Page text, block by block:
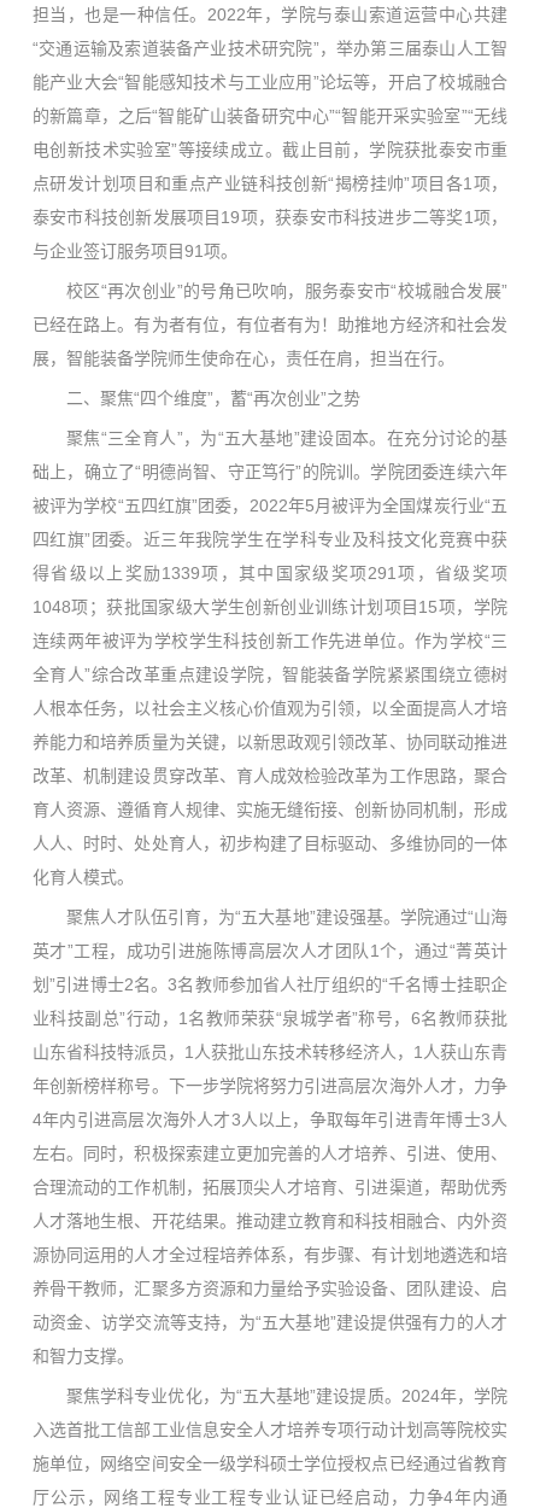
担当，也是一种信任。2022年，学院与泰山索道运营中心共建
“交通运输及索道装备产业技术研究院”，举办第三届泰山人工智
能产业大会“智能感知技术与工业应用”论坛等，开启了校城融合
的新篇章，之后“智能矿山装备研究中心”“智能开采实验室”“无线
电创新技术实验室”等接续成立。截止目前，学院获批泰安市重
点研发计划项目和重点产业链科技创新“揭榜挂帅”项目各1项，
泰安市科技创新发展项目19项，获泰安市科技进步二等奖1项，
与企业签订服务项目91项。
校区“再次创业”的号角已吹响，服务泰安市“校城融合发展”
已经在路上。有为者有位，有位者有为！助推地方经济和社会发
展，智能装备学院师生使命在心，责任在肩，担当在行。
二、聚焦“四个维度”，蓄“再次创业”之势
聚焦“三全育人”，为“五大基地”建设固本。在充分讨论的基
础上，确立了“明德尚智、守正笃行”的院训。学院团委连续六年
被评为学校“五四红旗”团委，2022年5月被评为全国煤炭行业“五
四红旗”团委。近三年我院学生在学科专业及科技文化竞赛中获
得省级以上奖励1339项，其中国家级奖项291项，省级奖项
1048项；获批国家级大学生创新创业训练计划项目15项，学院
连续两年被评为学校学生科技创新工作先进单位。作为学校“三
全育人”综合改革重点建设学院，智能装备学院紧紧围绕立德树
人根本任务，以社会主义核心价值观为引领，以全面提高人才培
养能力和培养质量为关键，以新思政观引领改革、协同联动推进
改革、机制建设贯穿改革、育人成效检验改革为工作思路，聚合
育人资源、遵循育人规律、实施无缝衔接、创新协同机制，形成
人人、时时、处处育人，初步构建了目标驱动、多维协同的一体
化育人模式。
聚焦人才队伍引育，为“五大基地”建设强基。学院通过“山海
英才”工程，成功引进施陈博高层次人才团队1个，通过“菁英计
划”引进博士2名。3名教师参加省人社厅组织的“千名博士挂职企
业科技副总”行动，1名教师荣获“泉城学者”称号，6名教师获批
山东省科技特派员，1人获批山东技术转移经济人，1人获山东青
年创新榜样称号。下一步学院将努力引进高层次海外人才，力争
4年内引进高层次海外人才3人以上，争取每年引进青年博士3人
左右。同时，积极探索建立更加完善的人才培养、引进、使用、
合理流动的工作机制，拓展顶尖人才培育、引进渠道，帮助优秀
人才落地生根、开花结果。推动建立教育和科技相融合、内外资
源协同运用的人才全过程培养体系，有步骤、有计划地遴选和培
养骨干教师，汇聚多方资源和力量给予实验设备、团队建设、启
动资金、访学交流等支持，为“五大基地”建设提供强有力的人才
和智力支撑。
聚焦学科专业优化，为“五大基地”建设提质。2024年，学院
入选首批工信部工业信息安全人才培养专项行动计划高等院校实
施单位，网络空间安全一级学科硕士学位授权点已经通过省教育
厅公示，网络工程专业工程专业认证已经启动，力争4年内通